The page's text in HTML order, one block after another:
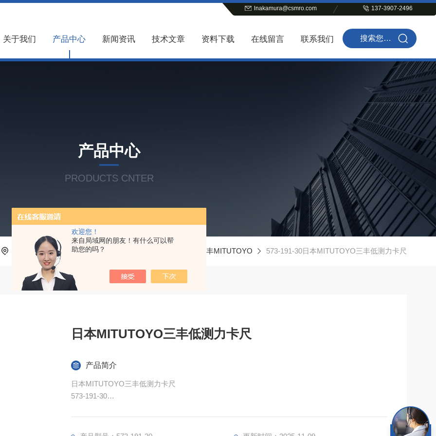
欢迎您！
来自局域网的朋友！有什么可以帮
助您的吗？
lnakamura@csmro.com 137-3907-2496
关于我们 产品中心 新闻资讯 技术文章 资料下载 在线留言 联系我们
产品中心
PRODUCTS CNTER
当前位置：首页 产品中心 三丰MITUTOYO 573-191-30日本MITUTOYO三丰低测力卡尺
日本MITUTOYO三丰低测力卡尺
产品简介
日本MITUTOYO三丰低测力卡尺
573-191-30